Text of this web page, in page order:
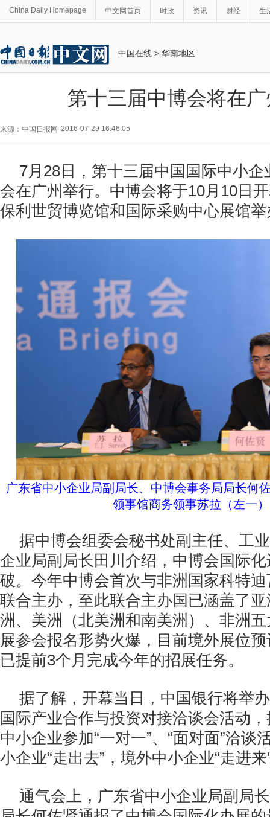
China Daily Homepage 中文网首页 时政 资讯 财经 生
中国在线 > 华南地区
第十三届中博会将在
来源：中国日报网 2016-07-29 16:46:05
7月28日，第十三届中国国际中小
会在广州举行。中博会将于10月10日
保利世贸博览馆和国际采购中心展馆
广东省中小企业局副局长、中博会事务局局长何
领事馆商务领事苏拉（左一）
据中博会组委会秘书处副主任、工
企业局副局长田川介绍，中博会国际
破。今年中博会首次与非洲国家科特
联合主办，至此联合主办国已涵盖了
洲、美洲（北美洲和南美洲）、非洲
展参会报名形势火爆，目前境外展位
已提前3个月完成今年的招展任务。
据了解，开幕当日，中国银行将举
国际产业合作与投资对接洽谈会活动
中小企业参加“一对一”、“面对面”洽谈
小企业“走出去”，境外中小企业“走进来
通气会上，广东省中小企业局副局